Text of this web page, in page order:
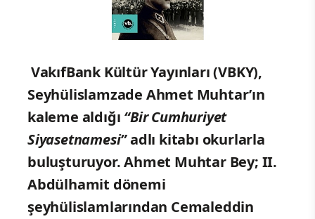
VakıfBank Kültür Yayınları (VBKY),
Seyhülislamzade Ahmet Muhtar’ın
kaleme aldığı “Bir Cumhuriyet
Siyasetnamesi”adlı kitabı okurlarla
buluşturuyor. Ahmet Muhtar Bey; II.
Abdülhamit dönemi
şeyhülislamlarından Cemaleddin